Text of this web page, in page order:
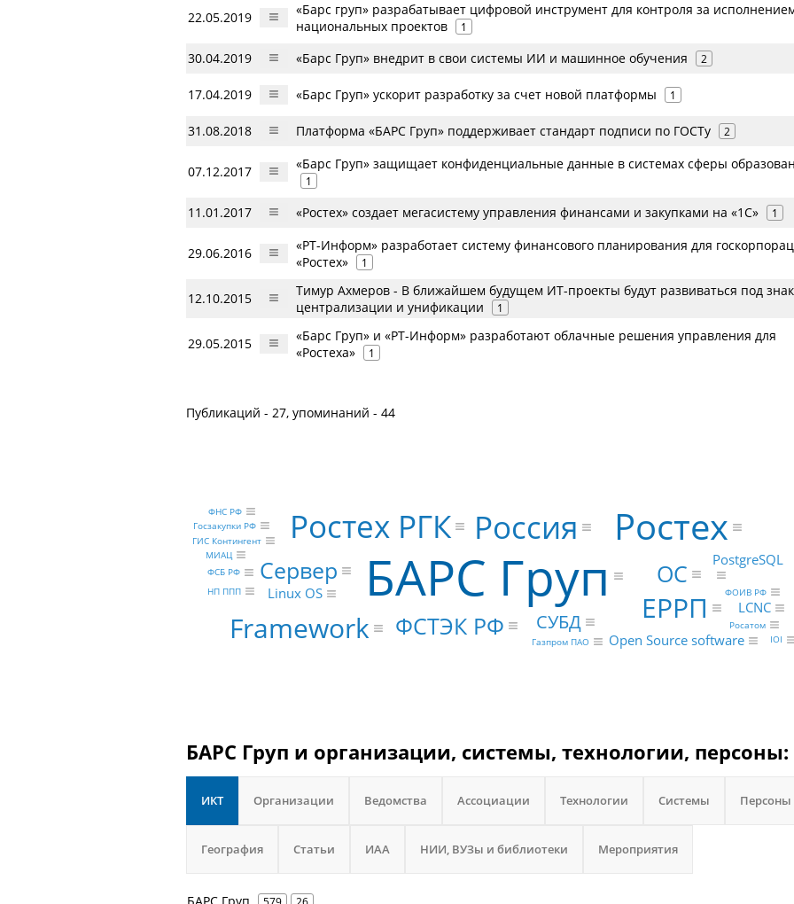
22.05.2019
«Барс груп» разрабатывает цифровой инструмент для контроля за
национальных проектов
1
30.04.2019 «Барс Груп» внедрит в свои системы ИИ и машинное обучения 2
17.04.2019 «Барс Груп» ускорит разработку за счет новой платформы 1
31.08.2018 Платформа «БАРС Груп» поддерживает стандарт подписи по ГОСТу 2
07.12.2017 «Барс Груп» защищает конфиденциальные данные в системах сферы
1
11.01.2017 «Ростех» создает мегасистему управления финансами и закупками на «1С» 1
29.06.2016
«РТ-Информ» разработает систему финансового планирования для
«Ростех»
1
12.10.2015
Тимур Ахмеров - В ближайшем будущем ИТ-проекты будут развиваться под
централизации и унификации
1
29.05.2015
«Барс Груп» и «РТ-Информ» разработают облачные решения управления для
«Ростеха»
1
Публикаций - 27, упоминаний - 44
БАРС Груп
Ростех
Россия
Ростех РГК
ЕРРП
Framework
ОС
Сервер
ФСТЭК РФ
СУБД
Open Source software
Linux OS
LCNC
PostgreSQL
ФНС РФ
ФОИВ РФ
Госзакупки РФ
ГИС Контингент
Росатом
Газпром ПАО
МИАЦ
ФСБ РФ
НП ППП
IOI
БАРС Груп и организации, системы, технологии, персоны:
ИКТ Организации Ведомства Ассоциации Технологии Системы Персоны
География Статьи ИАА НИИ, ВУЗы и библиотеки Мероприятия